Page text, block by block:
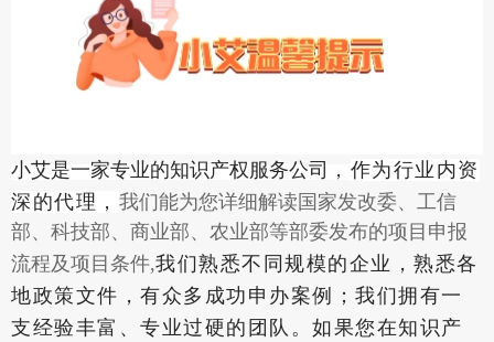
小艾是一家专业的知识产权服务公司 ， 作为行业内资
深的代理， 我们能为您详细解读国家发改委、工信
部、科技部、商业部、农业部等部委发布的项目申报
流程及项目条件,我们熟悉不同规模的企业，熟悉各
地政策文件，有众多成功申办案例；我们拥有一
支经验丰富、专业过硬的团队。如果您在知识产